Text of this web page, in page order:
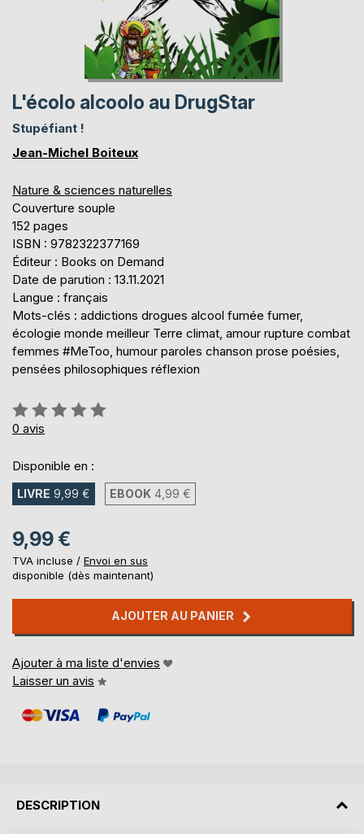
L'écolo alcoolo au DrugStar
Stupéfiant !
Jean-Michel Boiteux
Nature & sciences naturelles
Couverture souple
152 pages
ISBN : 9782322377169
Éditeur : Books on Demand
Date de parution : 13.11.2021
Langue : français
Mots-clés : addictions drogues alcool fumée fumer,
écologie monde meilleur Terre climat, amour rupture combat
femmes #MeToo, humour paroles chanson prose poésies,
pensées philosophiques réflexion
Évaluation:
0%
0 avis
Disponible en :
LIVRE 9,99 € EBOOK 4,99 €
9,99 €
TVA incluse / Envoi en sus
disponible (dès maintenant)
AJOUTER AU PANIER
Ajouter à ma liste d'envies
Laisser un avis
DESCRIPTION